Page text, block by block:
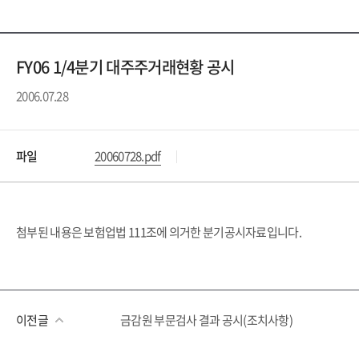
FY06 1/4분기 대주주거래현황 공시
2006.07.28
파일 20060728.pdf
첨부된 내용은 보험업법 111조에 의거한 분기공시자료입니다.
이전글 금감원 부문검사 결과 공시(조치사항)